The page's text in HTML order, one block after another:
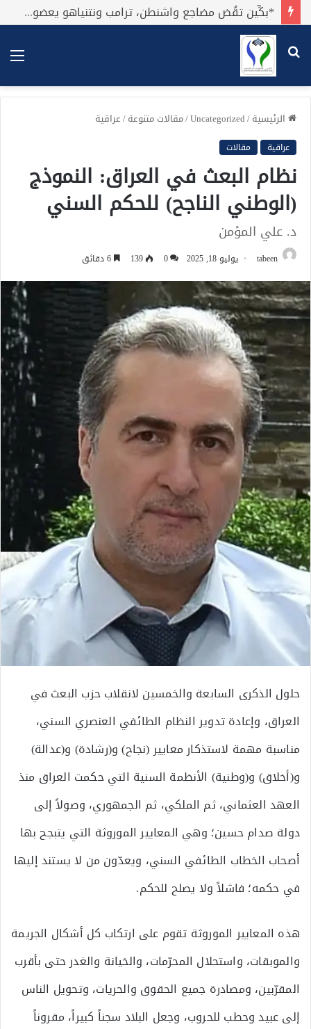
*بكِّين تقُض مضاجع واشنطن، ترامب ونتنياهو يعضون على أصابِعهُم وليس بيدهم حيلَة!.*
بحث
عن
الرئيسية/
Uncategorized
/مقالات متنوعة/عراقية
عراقية مقالات
نظام البعث في العراق: النموذج
(الوطني الناجح) للحكم السني
د. علي المؤمن
tabeen يوليو 18, 2025 0
139
حلول الذكرى السابعة والخمسين لانقلاب حزب البعث في
العراق، وإعادة تدوير النظام الطائفي العنصري السني،
مناسبة مهمة لاستذكار معايير (نجاح) و(رشادة) و(عدالة)
و(أخلاق) و(وطنية) الأنظمة السنية التي حكمت العراق منذ
العهد العثماني، ثم الملكي، ثم الجمهوري، وصولاً إلى
دولة صدام حسين؛ وهي المعايير الموروثة التي يتبجح بها
أصحاب الخطاب الطائفي السني، ويعدّون من لا يستند إليها
في حكمه؛ فاشلاً ولا يصلح للحكم.
هذه المعايير الموروثة تقوم على ارتكاب كل أشكال الجريمة
والموبقات، واستحلال المحرّمات، والخيانة والغدر حتى بأقرب
المقرّبين، ومصادرة جميع الحقوق والحريات، وتحويل الناس
إلى عبيد وحطب للحروب، وجعل البلاد سجناً كبيراً، مقروناً